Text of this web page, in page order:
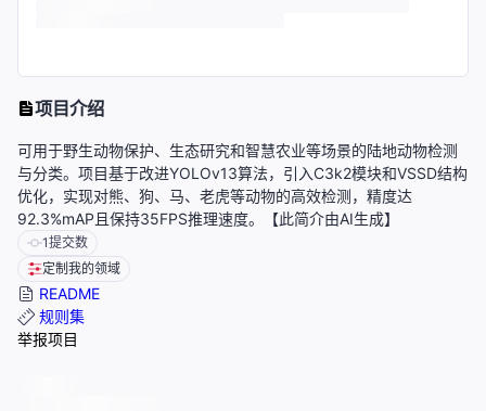
项目介绍
可用于野生动物保护、生态研究和智慧农业等场景的陆地动物检测
与分类。项目基于改进YOLOv13算法，引入C3k2模块和VSSD结构
优化，实现对熊、狗、马、老虎等动物的高效检测，精度达
92.3%mAP且保持35FPS推理速度。【此简介由AI生成】
1提交数
定制我的领域
README
规则集
举报项目